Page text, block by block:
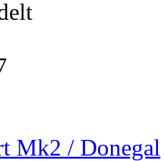
Mk2 / Donegal